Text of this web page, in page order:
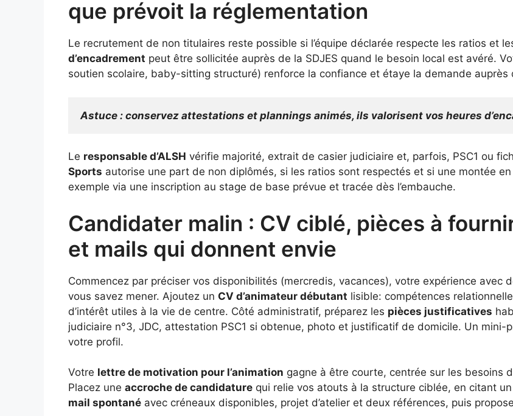
que prévoit la réglementation
Le recrutement de non titulaires reste possible si l’équipe déclarée respecte les ratios et
d’encadrement peut être sollicitée auprès de la SDJES quand le besoin local est avéré.
soutien scolaire, baby-sitting structuré) renforce la confiance et étaye la demande auprès
Astuce : conservez attestations et plannings animés, ils valorisent vos heures
Le responsable d’ALSH vérifie majorité, extrait de casier judiciaire et, parfois, PSC1 ou
Sports autorise une part de non diplômés, si les ratios sont respectés et si une montée
exemple via une inscription au stage de base prévue et tracée dès l’embauche.
Candidater malin : CV ciblé, pièces à
et mails qui donnent envie
Commencez par préciser vos disponibilités (mercredis, vacances), votre expérience avec
vous savez mener. Ajoutez un CV d’animateur débutant lisible: compétences
d’intérêt utiles à la vie de centre. Côté administratif, préparez les pièces justificatives
judiciaire n°3, JDC, attestation PSC1 si obtenue, photo et justificatif de domicile. Un mini-
votre profil.
Votre lettre de motivation pour l’animation gagne à être courte, centrée sur les besoins
Placez une accroche de candidature qui relie vos atouts à la structure ciblée, en citant
mail spontané avec créneaux disponibles, projet d’atelier et deux références, puis